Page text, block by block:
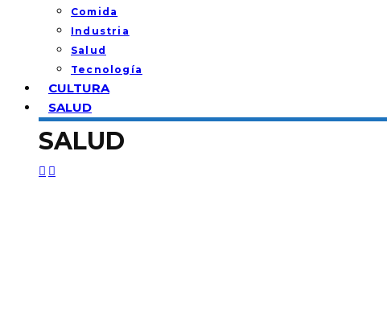
Comida
Industria
Salud
Tecnología
CULTURA
SALUD
SALUD